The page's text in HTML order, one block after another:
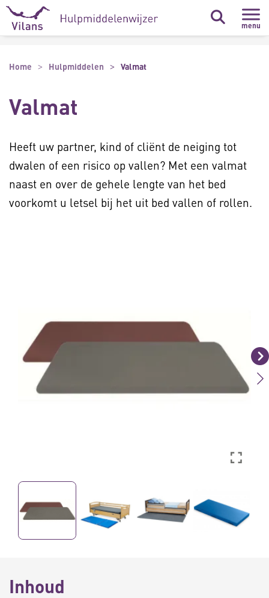
Naar hoofdinhoud
Naar footer
menu
Home Hulpmiddelen Valmat
Valmat
Heeft uw partner, kind of cliënt de neiging tot
dwalen of een risico op vallen? Met een valmat
naast en over de gehele lengte van het bed
voorkomt u letsel bij het uit bed vallen of rollen.
Inhoud